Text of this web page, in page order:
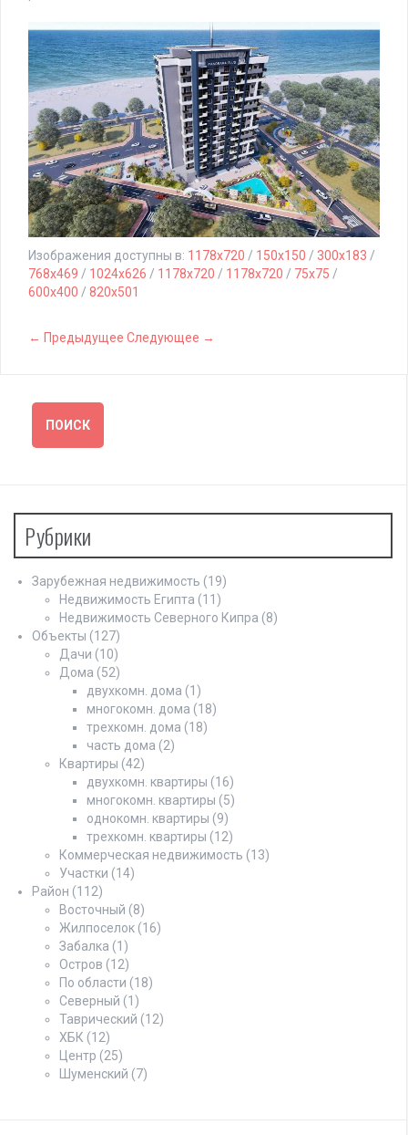
Изображения доступны в: 1178x720 / 150x150 / 300x183 /
768x469 / 1024x626 / 1178x720 / 1178x720 / 75x75 /
600x400 / 820x501
← Предыдущее Следующее →
Рубрики
Зарубежная недвижимость (19)
Недвижимость Египта (11)
Недвижимость Северного Кипра (8)
Объекты (127)
Дачи (10)
Дома (52)
двухкомн. дома (1)
многокомн. дома (18)
трехкомн. дома (18)
часть дома (2)
Квартиры (42)
двухкомн. квартиры (16)
многокомн. квартиры (5)
однокомн. квартиры (9)
трехкомн. квартиры (12)
Коммерческая недвижимость (13)
Участки (14)
Район (112)
Восточный (8)
Жилпоселок (16)
Забалка (1)
Остров (12)
По области (18)
Северный (1)
Таврический (12)
ХБК (12)
Центр (25)
Шуменский (7)